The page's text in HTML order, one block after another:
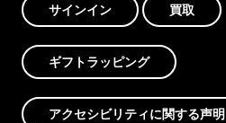
サインイン 買取
ギフトラッピング
アクセシビリティに関する声明